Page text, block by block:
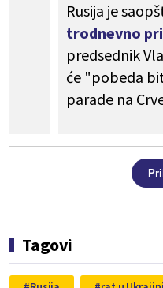
Rusija je
trodnevno
predsednik
će "pobeda
parade na
Tagovi